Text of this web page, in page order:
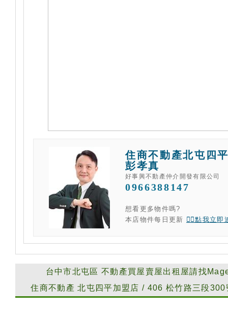
住商不動產北屯四
彭孝真
好事興不動產仲介開發有限公司
0966388147
想看更多物件嗎?
本店物件每日更新
👉🏻點我立即
台中市北屯區 不動產買屋賣屋出租屋請找
住商不動產 北屯四平加盟店 / 406 松竹路三段300